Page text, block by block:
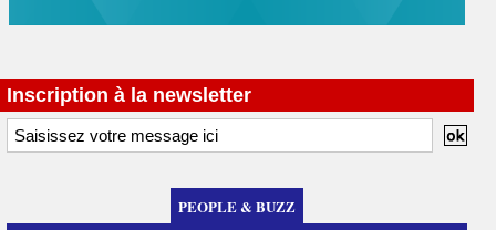
Inscription à la newsletter
PEOPLE & BUZZ